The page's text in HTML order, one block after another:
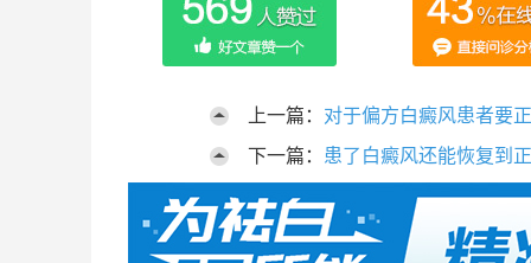
上一篇： 对于偏方白癜风患者要
下一篇：
患了白癜风还能恢复到